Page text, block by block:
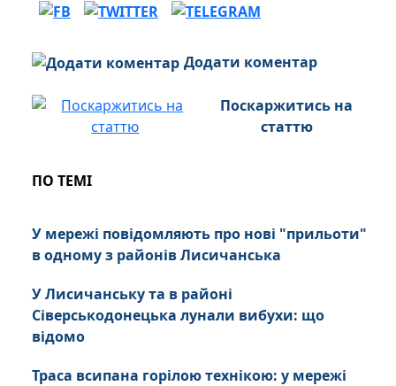
Додати коментар
Поскаржитись на
статтю
ПО ТЕМІ
У мережі повідомляють про нові "прильоти"
в одному з районів Лисичанська
У Лисичанську та в районі
Сіверськодонецька лунали вибухи: що
відомо
Траса всипана горілою технікою: у мережі